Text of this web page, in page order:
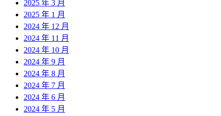
2025 年 3 月
2025 年 1 月
2024 年 12 月
2024 年 11 月
2024 年 10 月
2024 年 9 月
2024 年 8 月
2024 年 7 月
2024 年 6 月
2024 年 5 月